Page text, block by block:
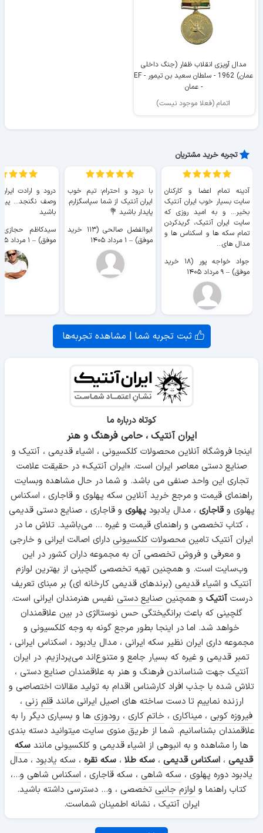
مدال آویزی انقلاب ظفار (جنگ داخلی
عمان) 1962 - سلطان سعید بن تیمور - EF
- عمان
اتمام (فعلا موجود نیست)
تجربه خرید مشتریان
آدینه تمام اعضا و کارکنان
سایت بسیار خوب ايران آنتیک
بخیر... و به امید روزی که
سایت ايران آنتیک، گریدکردن
تمام سکه ها و اسکناس ها و
مدال های...
جواد خواجه پور (۱۸ خرید
موفق) – ۹ مرداد ۱۴۰۵
با درود و احترام؛ تیم خوب
ایران آنتیک از شما سپاسگزارم.
پایدار باشید 💐
ابوالفضل صالحی (۱۱۳ خرید
موفق) – ۱ مرداد ۱۴۰۵
درود و ارادت
وصف نگنجد...
باشید
موفق) – ۱ مرداد ۱۴۰۵
ثبت تجربه شما | مشاهده تجربه‌ها
کوتاه درباره ما
ایران آنتیک ، حامی فرهنگ و هنر
اینجا فروشگاه آنلاین محصولات کلکسیونی ، اشیاء قدیمی ، آنتیک و
صنایع دستی معاصر ایران است. «ایران آنتیک» در حقیقت علامت
تجاری این واحد صنفی می باشد. و شما در حال مشاهده وبسایت
راهنمای قیمت و مرجع خرید آنلاین سکه پهلوی و قاجاری ، اسکناس
پهلوی وقاجاری ، مدال یادبودپهلوی و قاجاری ، صنایع دستی قدیمی
، کتاب تخصصی و راهنمای قیمت و غیره ... می‌باشید. تلاش ما در
ایران آنتیک تامین محصولات کلکسیونی دارای اصالت ایرانی و خارجی
و معرفی و فروش تخصصی آن به مجموعه داران کشور در این
وب‌سایت است. و همچنین تهیه تخصصی گلچینی از بهترین لوازم
آنتیک و اشیاء قدیمی (برندهای قدیمی کارخانه ای) بر مبنای تعریف
درستآنتیک و همچنینصنایع دستی نفیس هنرمندان ایرانی است.
گلچینی که باعث برانگیختگی حس نوستالژی در بین علاقمندان
خواهد شد. اما در اینجا بطور مرجع گونه به وجه کلکسیونی و
مجموعه داری ایران نظیر سکه ایرانی ، مدال یادبود ، اسکناس ایرانی ،
تمبر قدیمی و غیره که بسیار جامع و متنوع‌اند می‌پردازیم. در ایران
آنتیک جهت شناساندن فرهنگ و هنر به علاقمندان صنایع دستی ،
تلاش شده با جذب افراد کارشناس اقدام به تولید مقالات اختصاصی و
ارزنده نماییم تا دست ساخته های اصیل ایرانی مانندقلم زنی ،
فیروزه کوبی ،میناکاری ، خاتم کاری ، رودوزی ها و بسیاری دیگر را به
علاقمندان بشناسانیم. شما از طریق منوی سایت میتوانید دسته بندی
ها را مشاهده و به انبوهی از اشیاء قدیمی و کلکسیونی مانند سکه
قدیمی ، اسکناس قدیمی ، سکه طلا ، سکه نقره ، سکه یادبود ، مدال
یادبود دوره پهلوی ، سکه شاهی ، سکه قاجاری ، اسکناس شاهی و...،
کتاب راهنما و لوازم جانبی تخصصی ، و... دسترسی داشته باشید.
ایران آنتیک ، نشانه اطمینان شماست.